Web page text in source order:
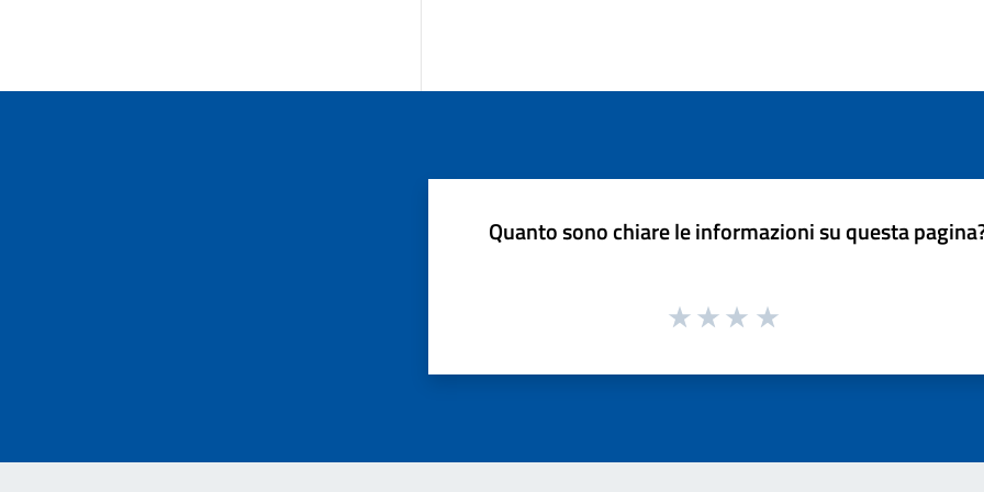
Quanto sono chiare le informazioni su questa